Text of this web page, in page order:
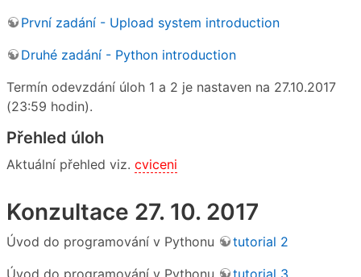
První zadání - Upload system introduction
Druhé zadání - Python introduction
Termín odevzdání úloh 1 a 2 je nastaven na 27.10.2017
(23:59 hodin).
Přehled úloh
Aktuální přehled viz. cviceni
Konzultace 27. 10. 2017
Úvod do programování v Pythonu
tutorial 2